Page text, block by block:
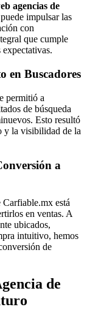
agencias de
impulsar las
con
que cumple
expectativas.
en Buscadores
permitió a
de búsqueda
Esto resultó
y la visibilidad de la
a
Carfiable.mx está
en ventas. A
ubicados,
intuitivo, hemos
de
de